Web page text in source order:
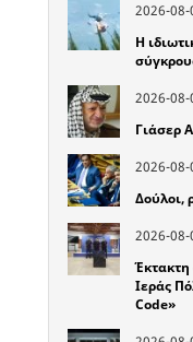
2026-08-
Η
2026-08-
Γιάσερ
2026-08-
Δούλοι,
2026-08-
Ιεράς
Code»